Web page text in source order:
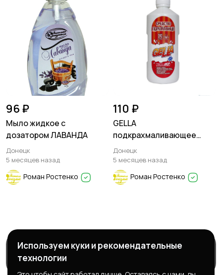
96 ₽
Мыло жидкое с
дозатором ЛАВАНДА
Донецк
5 месяцев назад
Роман Ростенко
110 ₽
GELLA
подкрахмаливающее
средство
Донецк
5 месяцев назад
Роман Ростенко
Магазины Блог
О нас
Служба поддержки
Используем куки и рекомендательные
технологии